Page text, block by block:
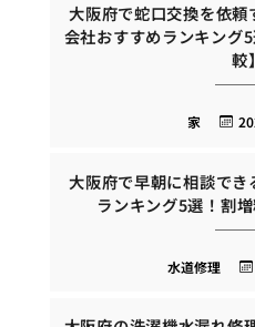
大阪府で蛇口交換を依
会社おすすめランキング
較】
家
大阪府で早朝に相談で
ランキング5選！割
水道修理